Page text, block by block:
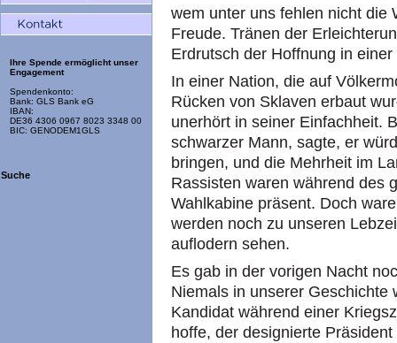
Ihre Spende ermöglicht unser
Engagement
Spendenkonto:
Bank: GLS Bank eG
IBAN:
DE36 4306 0967 8023 3348 00
BIC: GENODEM1GLS
Suche
wem unter uns fehlen nicht die
Freude. Tränen der
Erdrutsch der Hoffnung in
In einer Nation, die auf
Rücken von Sklaven erbaut
unerhört in seiner Einfachheit.
schwarzer Mann, sagte, er
bringen, und die Mehrheit im
Rassisten waren während des
Wahlkabine präsent. Doch
werden noch zu unseren
auflodern sehen.
Es gab in der vorigen Nacht
Niemals in unserer Geschichte
Kandidat während einer
hoffe, der designierte